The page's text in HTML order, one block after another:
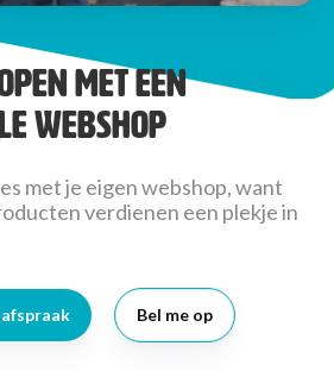
met een
webshop
met je eigen webshop, want
verdienen een plekje in
Bel me op